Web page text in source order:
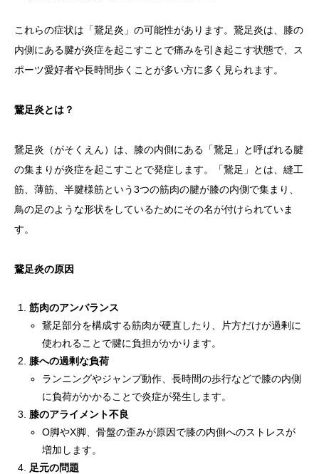
これらの症状は「鵞足炎」の可能性があります。鵞足炎は、膝の
内側にある腱が炎症を起こすことで痛みを引き起こす状態で、ス
ポーツ愛好者や長時間歩くことが多い方に多く見られます。
鵞足炎とは？
鵞足炎（がそくえん）は、膝の内側にある「鵞足」と呼ばれる腱
の集まりが炎症を起こすことで発症します。「鵞足」とは、縫工
筋、薄筋、半腱様筋という3つの筋肉の腱が膝の内側で集まり、
鳥の足のような形状をしているためにその名が付けられていま
す。
鵞足炎の原因
筋肉のアンバランス
鵞足部分を構成する筋肉が硬直したり、片方だけが過剰に
使われることで腱に負担がかかります。
膝への過剰な負荷
ランニングやジャンプ動作、長時間の歩行などで膝の内側
に負荷がかかることで炎症が発生します。
膝のアライメント不良
O脚やX脚、骨盤の歪みが原因で膝の内側へのストレスが
増加します。
足元の問題